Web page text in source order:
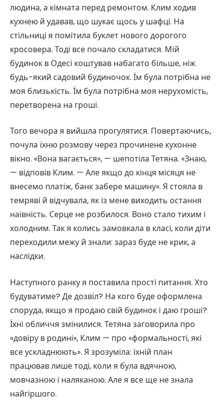
людина, а кімната перед ремонтом. Клим ходив
кухнею й удавав, що шукає щось у шафці. На
стільниці я помітила буклет нового дорогого
кросовера. Тоді все почало складатися. Мій
будинок в Одесі коштував набагато більше, ніж
будь-який садовий будиночок. Їм була потрібна не
моя близькість. Їм була потрібна моя нерухомість,
перетворена на гроші.
Того вечора я вийшла прогулятися. Повертаючись,
почула їхню розмову через прочинене кухонне
вікно. «Вона вагається», — шепотіла Тетяна. «Знаю,
— відповів Клим. — Але якщо до кінця місяця не
внесемо платіж, банк забере машину». Я стояла в
темряві й відчувала, як із мене виходить остання
наївність. Серце не розбилося. Воно стало тихим і
холодним. Так я колись замовкала в класі, коли діти
переходили межу й знали: зараз буде не крик, а
наслідки.
Наступного ранку я поставила прості питання. Хто
будуватиме? Де дозвіл? На кого буде оформлена
споруда, якщо я продаю свій будинок і даю гроші?
Їхні обличчя змінилися. Тетяна заговорила про
«довіру в родині», Клим — про «формальності, які
все ускладнюють». Я зрозуміла: їхній план
працював лише тоді, коли я була вдячною,
мовчазною і наляканою. Але я все ще не знала
найгіршого.